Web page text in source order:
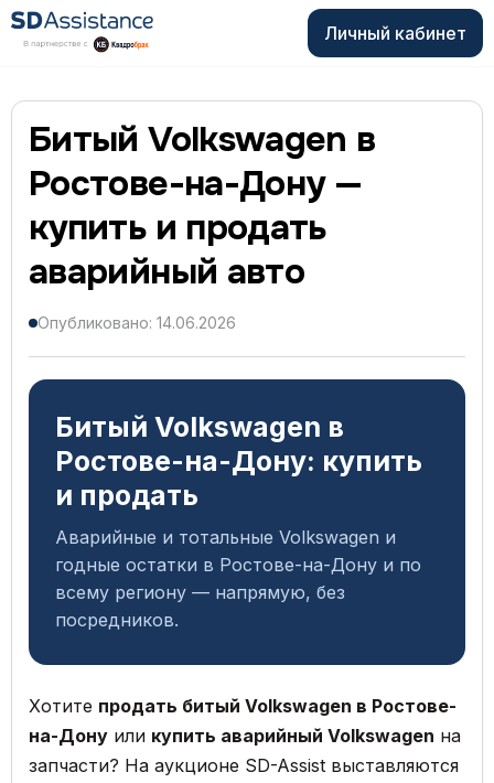
Личный кабинет
Битый Volkswagen в
Ростове-на-Дону —
купить и продать
аварийный авто
Опубликовано: 14.06.2026
Битый Volkswagen в
Ростове-на-Дону: купить
и продать
Аварийные и тотальные Volkswagen и
годные остатки в Ростове-на-Дону и по
всему региону — напрямую, без
посредников.
Хотите продать битый Volkswagen в Ростове-
на-Дону или купить аварийный Volkswagen на
запчасти? На аукционе SD-Assist выставляются